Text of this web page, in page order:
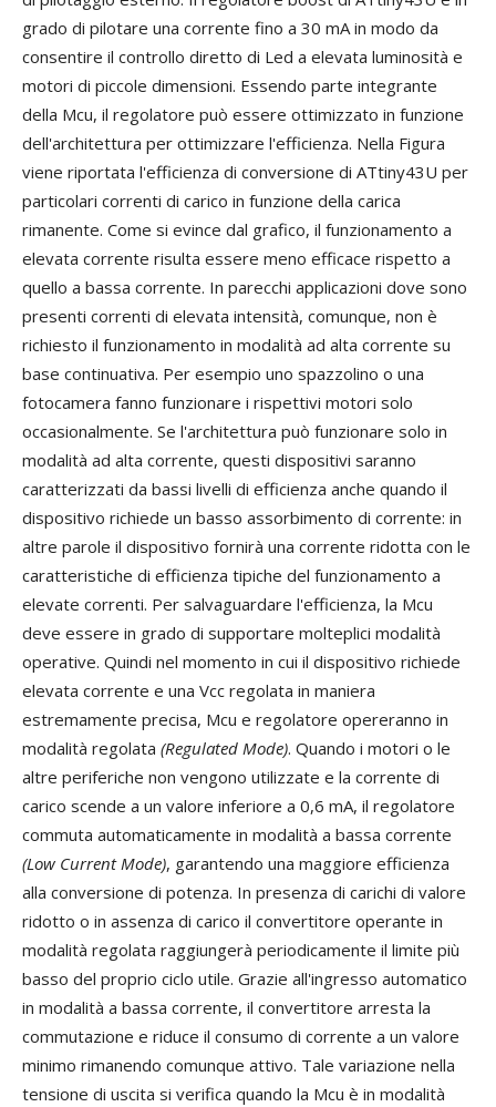
grado di pilotare una corrente fino a 30 mA in modo da
consentire il controllo diretto di Led a elevata luminosità e
motori di piccole dimensioni. Essendo parte integrante
della Mcu, il regolatore può essere ottimizzato in funzione
dell'architettura per ottimizzare l'efficienza. Nella Figura
viene riportata l'efficienza di conversione di ATtiny43U per
particolari correnti di carico in funzione della carica
rimanente. Come si evince dal grafico, il funzionamento a
elevata corrente risulta essere meno efficace rispetto a
quello a bassa corrente. In parecchi applicazioni dove sono
presenti correnti di elevata intensità, comunque, non è
richiesto il funzionamento in modalità ad alta corrente su
base continuativa. Per esempio uno spazzolino o una
fotocamera fanno funzionare i rispettivi motori solo
occasionalmente. Se l'architettura può funzionare solo in
modalità ad alta corrente, questi dispositivi saranno
caratterizzati da bassi livelli di efficienza anche quando il
dispositivo richiede un basso assorbimento di corrente: in
altre parole il dispositivo fornirà una corrente ridotta con le
caratteristiche di efficienza tipiche del funzionamento a
elevate correnti. Per salvaguardare l'efficienza, la Mcu
deve essere in grado di supportare molteplici modalità
operative. Quindi nel momento in cui il dispositivo richiede
elevata corrente e una Vcc regolata in maniera
estremamente precisa, Mcu e regolatore opereranno in
modalità regolata (Regulated Mode). Quando i motori o le
altre periferiche non vengono utilizzate e la corrente di
carico scende a un valore inferiore a 0,6 mA, il regolatore
commuta automaticamente in modalità a bassa corrente
(Low Current Mode), garantendo una maggiore efficienza
alla conversione di potenza. In presenza di carichi di valore
ridotto o in assenza di carico il convertitore operante in
modalità regolata raggiungerà periodicamente il limite più
basso del proprio ciclo utile. Grazie all'ingresso automatico
in modalità a bassa corrente, il convertitore arresta la
commutazione e riduce il consumo di corrente a un valore
minimo rimanendo comunque attivo. Tale variazione nella
tensione di uscita si verifica quando la Mcu è in modalità